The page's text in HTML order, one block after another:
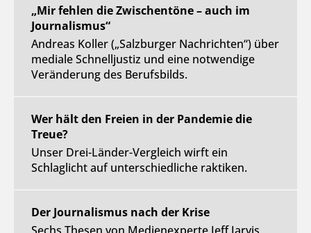
„Mir fehlen die Zwischentöne – auch im
Journalismus“
Andreas Koller („Salzburger Nachrichten“) über
mediale Schnelljustiz und eine notwendige
Veränderung des Berufsbilds.
Wer hält den Freien in der Pandemie die
Treue?
Unser Drei-Länder-Vergleich wirft ein
Schlaglicht auf unterschiedliche raktiken.
Der Journalismus nach der Krise